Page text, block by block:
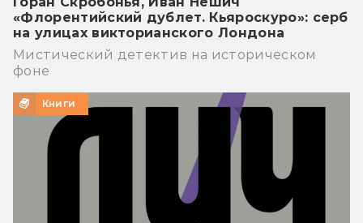
«Флорентийский дублет. Кьяроскуро»: серб
на улицах викторианского Лондона
Мистический детектив на историческом
фоне
Книги